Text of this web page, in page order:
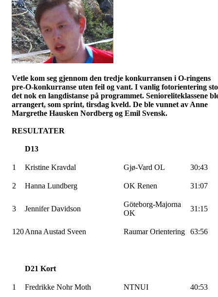
Vetle kom seg gjennom den tredje konkurransen i O-ringens
pre-O-konkurranse uten feil og vant. I vanlig fotorientering sto
det nok en langdistanse på programmet. Senioreliteklassene
arrangert, som sprint, tirsdag kveld. De ble vunnet av Anne
Margrethe Hausken Nordberg og Emil Svensk.
RESULTATER
D13
1 Kristine Kravdal Gjø-Vard OL 30:43
2 Hanna Lundberg OK Renen 31:07
3 Jennifer Davidson
Göteborg-Majorna
OK
31:15
120Anna Austad Sveen Raumar Orientering 63:56
D21 Kort
1 Fredrikke Nohr Moth NTNUI 40:53